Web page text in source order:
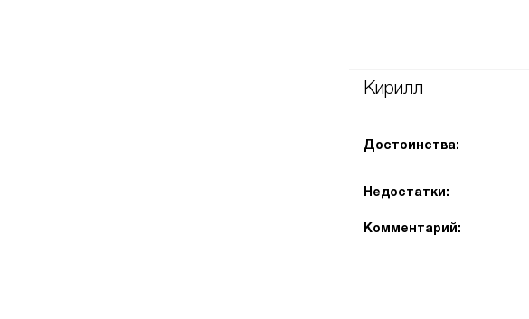
Кирилл
Достоинства:
Недостатки:
Комментарий: